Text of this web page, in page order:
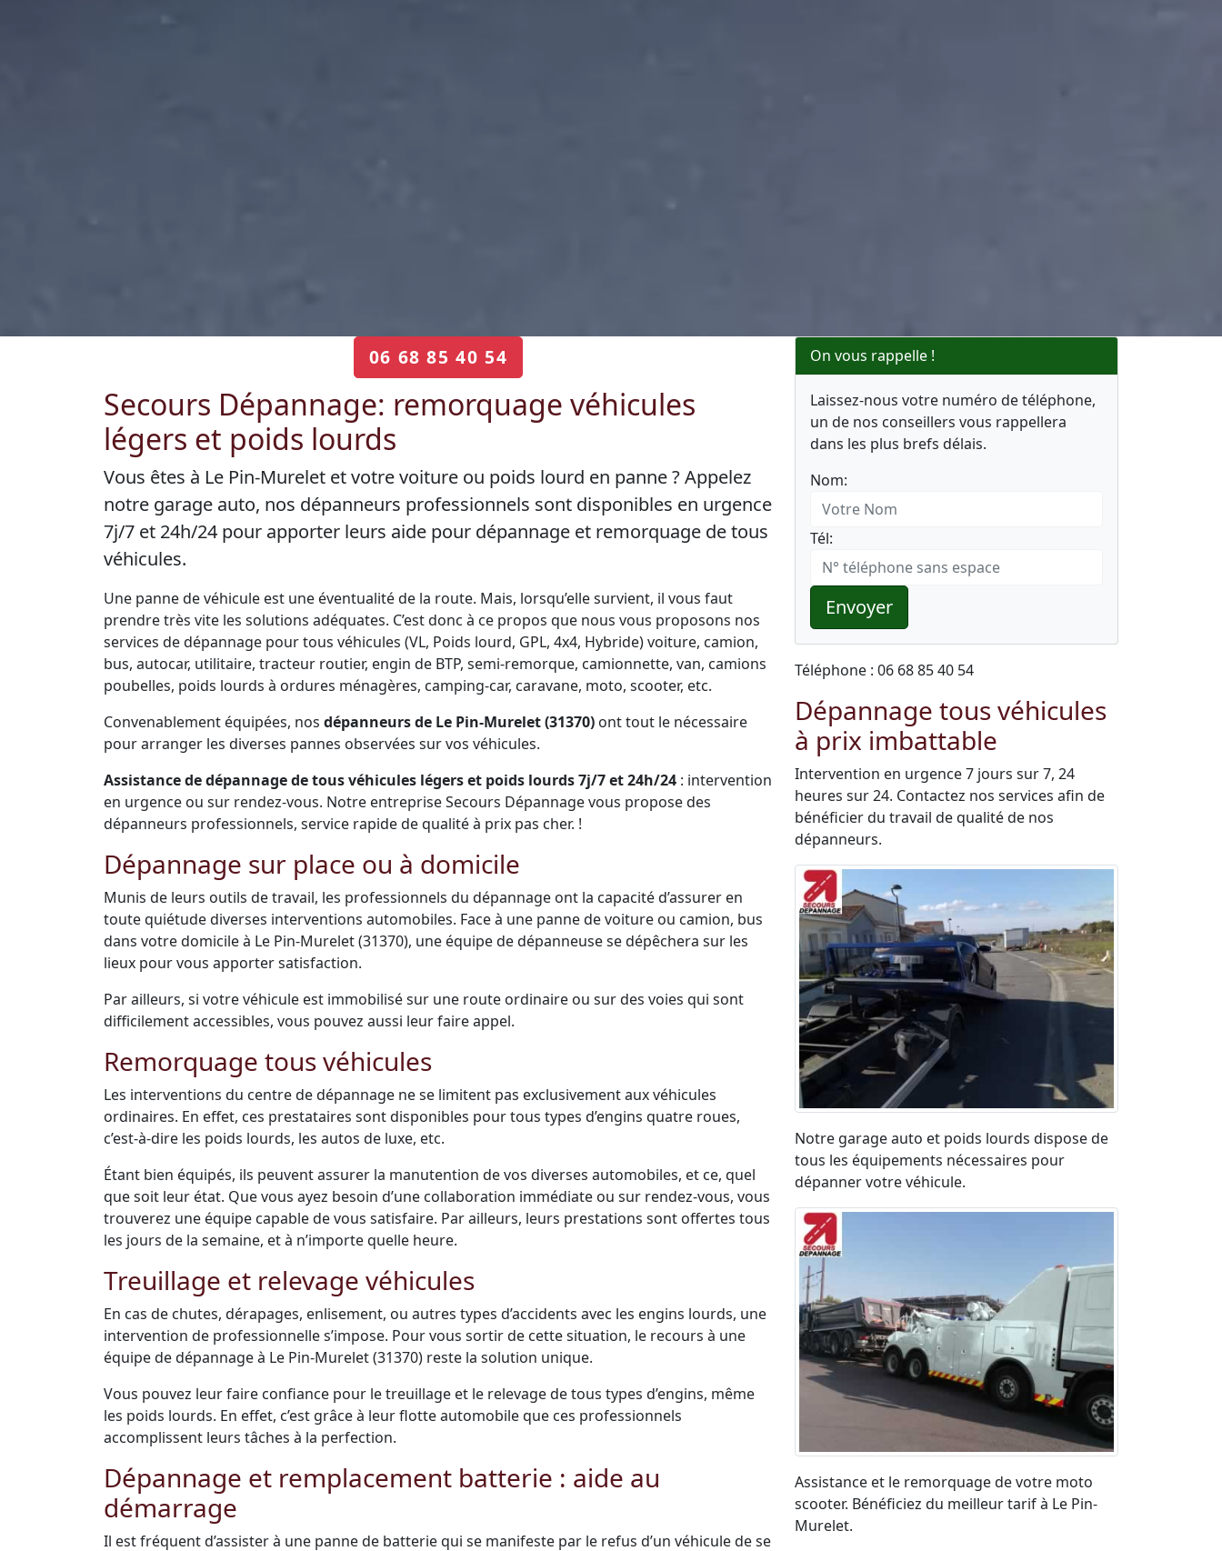
06 68 85 40 54
Secours Dépannage: remorquage véhicules
légers et poids lourds
Vous êtes à Le Pin-Murelet et votre voiture ou poids lourd en panne ? Appelez
notre garage auto, nos dépanneurs professionnels sont disponibles en urgence
7j/7 et 24h/24 pour apporter leurs aide pour dépannage et remorquage de tous
véhicules.
Une panne de véhicule est une éventualité de la route. Mais, lorsqu’elle survient, il vous faut
prendre très vite les solutions adéquates. C’est donc à ce propos que nous vous proposons nos
services de dépannage pour tous véhicules (VL, Poids lourd, GPL, 4x4, Hybride) voiture, camion,
bus, autocar, utilitaire, tracteur routier, engin de BTP, semi-remorque, camionnette, van, camions
poubelles, poids lourds à ordures ménagères, camping-car, caravane, moto, scooter, etc.
Convenablement équipées, nos dépanneurs de Le Pin-Murelet (31370) ont tout le nécessaire
pour arranger les diverses pannes observées sur vos véhicules.
Assistance de dépannage de tous véhicules légers et poids lourds 7j/7 et 24h/24 : intervention
en urgence ou sur rendez-vous. Notre entreprise Secours Dépannage vous propose des
dépanneurs professionnels, service rapide de qualité à prix pas cher. !
Dépannage sur place ou à domicile
Munis de leurs outils de travail, les professionnels du dépannage ont la capacité d’assurer en
toute quiétude diverses interventions automobiles. Face à une panne de voiture ou camion, bus
dans votre domicile à Le Pin-Murelet (31370), une équipe de dépanneuse se dépêchera sur les
lieux pour vous apporter satisfaction.
Par ailleurs, si votre véhicule est immobilisé sur une route ordinaire ou sur des voies qui sont
difficilement accessibles, vous pouvez aussi leur faire appel.
Remorquage tous véhicules
Les interventions du centre de dépannage ne se limitent pas exclusivement aux véhicules
ordinaires. En effet, ces prestataires sont disponibles pour tous types d’engins quatre roues,
c’est-à-dire les poids lourds, les autos de luxe, etc.
Étant bien équipés, ils peuvent assurer la manutention de vos diverses automobiles, et ce, quel
que soit leur état. Que vous ayez besoin d’une collaboration immédiate ou sur rendez-vous, vous
trouverez une équipe capable de vous satisfaire. Par ailleurs, leurs prestations sont offertes tous
les jours de la semaine, et à n’importe quelle heure.
Treuillage et relevage véhicules
En cas de chutes, dérapages, enlisement, ou autres types d’accidents avec les engins lourds, une
intervention de professionnelle s’impose. Pour vous sortir de cette situation, le recours à une
équipe de dépannage à Le Pin-Murelet (31370) reste la solution unique.
Vous pouvez leur faire confiance pour le treuillage et le relevage de tous types d’engins, même
les poids lourds. En effet, c’est grâce à leur flotte automobile que ces professionnels
accomplissent leurs tâches à la perfection.
Dépannage et remplacement batterie : aide au
démarrage
Il est fréquent d’assister à une panne de batterie qui se manifeste par le refus d’un véhicule de se
On vous rappelle !
Laissez-nous votre numéro de téléphone,
un de nos conseillers vous rappellera
dans les plus brefs délais.
Nom:
Tél:
Envoyer
Téléphone : 06 68 85 40 54
Dépannage tous véhicules
à prix imbattable
Intervention en urgence 7 jours sur 7, 24
heures sur 24. Contactez nos services afin de
bénéficier du travail de qualité de nos
dépanneurs.
Notre garage auto et poids lourds dispose de
tous les équipements nécessaires pour
dépanner votre véhicule.
Assistance et le remorquage de votre moto
scooter. Bénéficiez du meilleur tarif à Le Pin-
Murelet.